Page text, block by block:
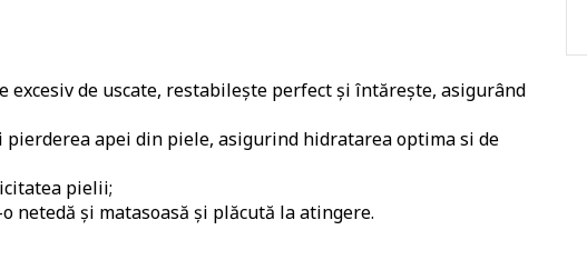
excesiv de uscate, restabilește perfect și întărește, asigurând
pierderea apei din piele, asigurind hidratarea optima si de
pielii;
netedă și matasoasă și plăcută la atingere.